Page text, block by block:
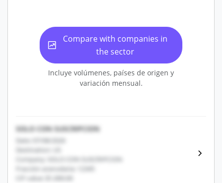
Compare with companies in
the sector
Incluye volúmenes, países de origen y
variación mensual.
SOLO CON SUSCRIPCION
Date: 07/08/2026
Destination: US
Company: SOLO CON SUSCRIPCION
Fracción arancelaria: 12345
CIF value: $1,000.00